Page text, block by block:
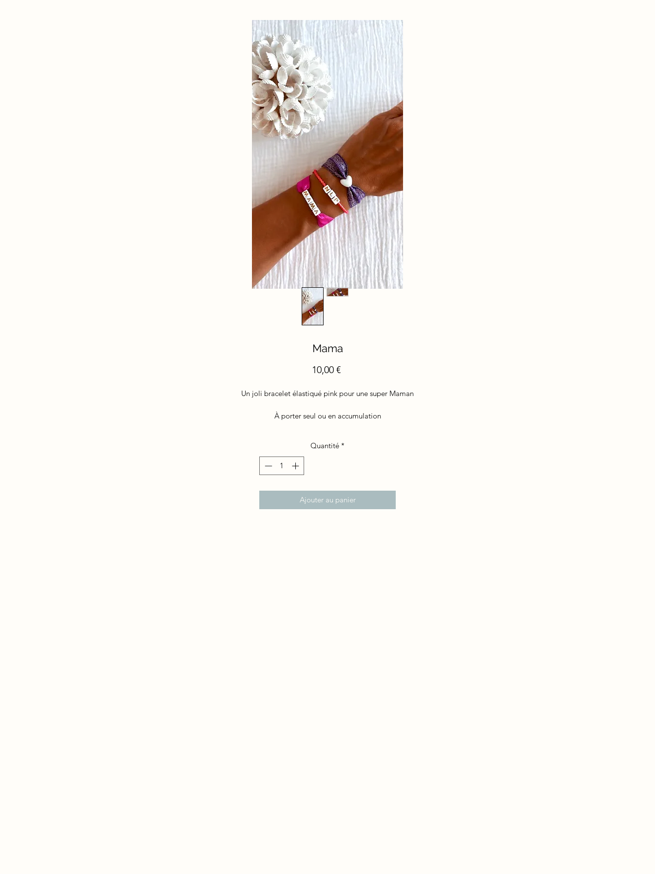
Mama
10,00 €Prix
Un joli bracelet élastiqué pink pour une super Maman
À porter seul ou en accumulation
Quantité *
Ajouter au panier